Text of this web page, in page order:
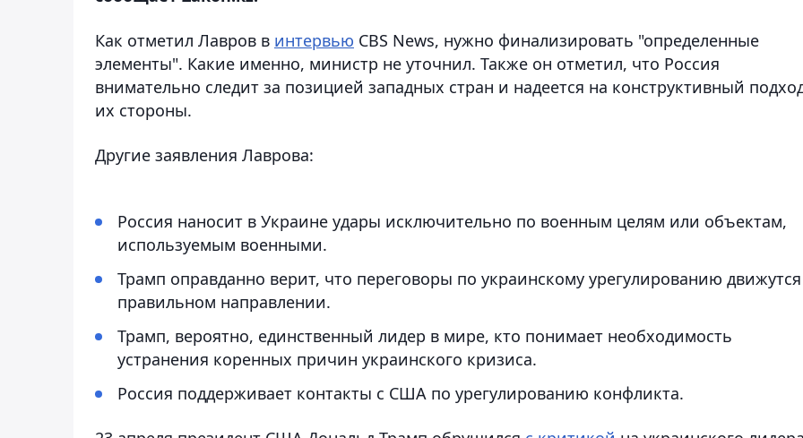
Как отметил Лавров в интервью CBS News, нужно финализировать "определенные
элементы". Какие именно, министр не уточнил. Также он отметил, что Россия
внимательно следит за позицией западных стран и надеется на конструктивный
их стороны.
Другие заявления Лаврова:
Россия наносит в Украине удары исключительно по военным целям или объектам,
используемым военными.
Трамп оправданно верит, что переговоры по украинскому урегулированию
правильном направлении.
Трамп, вероятно, единственный лидер в мире, кто понимает необходимость
устранения коренных причин украинского кризиса.
Россия поддерживает контакты с США по урегулированию конфликта.